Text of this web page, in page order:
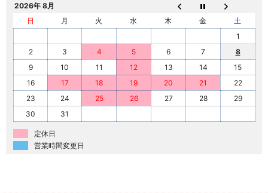
2026年 8月
日
月 火 水 木 金
土
1
2
3 4 5 6 7
8
9
10 11 12 13 14
15
16
17 18 19 20 21
22
23
24 25 26 27 28
29
30
31
定休日
営業時間変更日